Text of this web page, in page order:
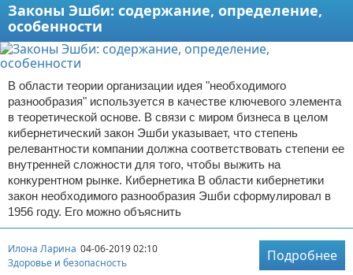
Законы Эшби: содержание, определение,
особенности
В области теории организации идея "необходимого
разнообразия" используется в качестве ключевого элемента
в теоретической основе. В связи с миром бизнеса в целом
кибернетический закон Эшби указывает, что степень
релевантности компании должна соответствовать степени ее
внутренней сложности для того, чтобы выжить на
конкурентном рынке. Кибернетика В области кибернетики
закон необходимого разнообразия Эшби сформулировал в
1956 году. Его можно объяснить
Илона Ларина 04-06-2019 02:10
Здоровье и безопасность
Подробнее